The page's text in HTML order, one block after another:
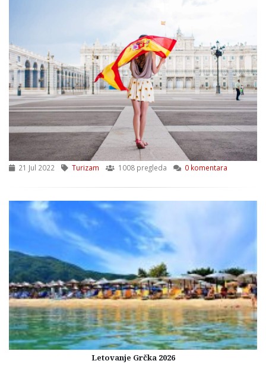
21 Jul 2022 Turizam 1008 pregleda 0 komentara
Letovanje Grčka 2026